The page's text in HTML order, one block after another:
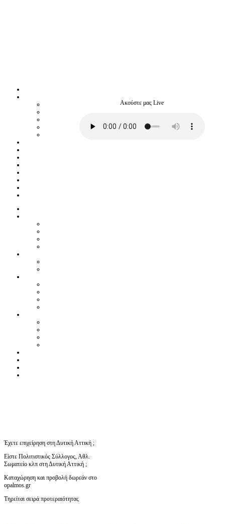
Ακούστε μας Live
Έχετε επιχείρηση στη Δυτική Αττική ;
Είστε Πολιτιστικός Σύλλογος, Αθλ.
Σωματείο κλπ στη Δυτική Αττική ;
Καταχώρηση και προβολή δωρεάν στο
opalmos.gr
Τηρείται σειρά προτεραιότητας